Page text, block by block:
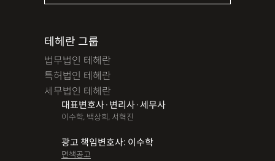
테헤란 그룹
법무법인 테헤란
특허법인 테헤란
세무법인 테헤란
대표변호사·변리사·세무사
이수학, 백상희, 서혁진
광고 책임변호사: 이수학
면책공고